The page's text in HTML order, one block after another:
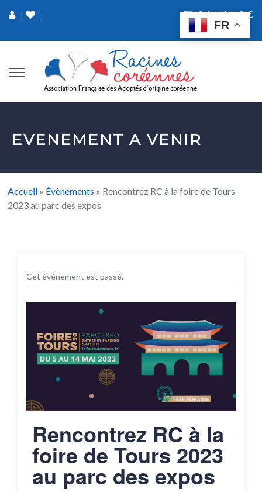
| 0 Article 0 €
|
EVENEMENT A VENIR
Accueil » Évènements » Rencontrez RC à la foire de Tours
2023 au parc des expos
Cet évènement est passé.
Rencontrez RC à la
foire de Tours 2023
au parc des expos
FR